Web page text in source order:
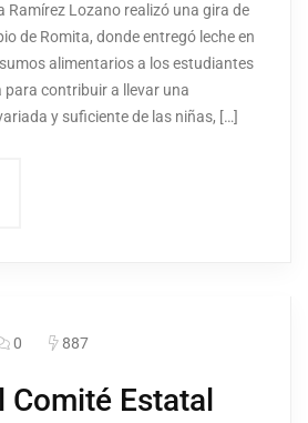
Ramírez Lozano realizó una gira de
de Romita, donde entregó leche en
alimentarios a los estudiantes
para contribuir a llevar una
y suficiente de las niñas, […]
0 887
Comité Estatal